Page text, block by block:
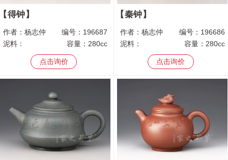
得钟
编号： 196687
作者： 杨志仲
容量： 280cc
泥料：
点击询价
秦钟
编号： 196686
作者： 杨志仲
容量： 280cc
泥料：
点击询价